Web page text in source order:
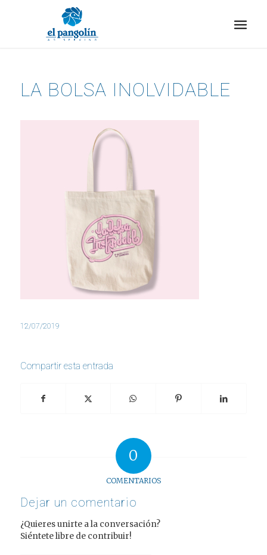
LA BOLSA INOLVIDABLE
12/07/2019
Compartir esta entrada
0
COMENTARIOS
Dejar un comentario
¿Quieres unirte a la conversación?
Siéntete libre de contribuir!